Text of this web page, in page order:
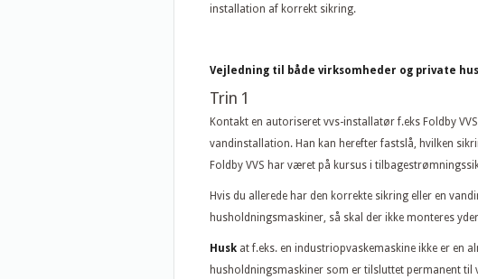
installation af korrekt sikring.
Vejledning til både virksomheder og private
Trin 1
Kontakt en autoriseret vvs-installatør f.eks Foldby
vandinstallation. Han kan herefter fastslå, hvilken
Foldby VVS har været på kursus i
Hvis du allerede har den korrekte sikring eller en
husholdningsmaskiner, så skal der ikke monteres
Husk at f.eks. en industriopvaskemaskine ikke er en
husholdningsmaskiner som er tilsluttet permanent